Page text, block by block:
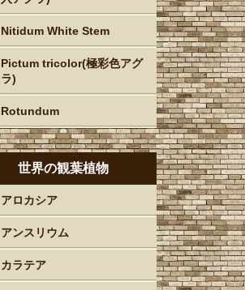
Nitidum White Stem
Pictum tricolor(極彩色アグ
ラ)
Rotundum
世界の観葉植物
アロカシア
アンスリウム
カラテア